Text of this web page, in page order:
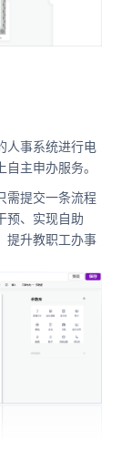
人事系统进行电
主申办服务。
需提交一条流程
预、实现自助
提升教职工办事